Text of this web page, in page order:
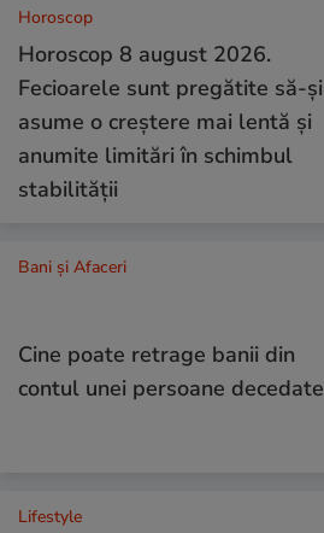
Horoscop
Horoscop 8 august 2026.
Fecioarele sunt pregătite să-și
asume o creștere mai lentă și
anumite limitări în schimbul
stabilității
Bani și Afaceri
Cine poate retrage banii din
contul unei persoane decedate
Lifestyle